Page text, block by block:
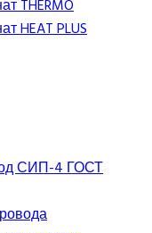
THERMO
HEAT PLUS
СИП-4 ГОСТ